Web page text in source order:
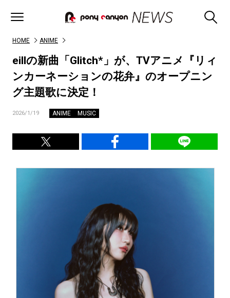
HOME ANIME
eillの新曲「Glitch*」が、TVアニメ『リィ
ンカーネーションの花弁』のオープニン
グ主題歌に決定！
2026/1/19 ANIME MUSIC